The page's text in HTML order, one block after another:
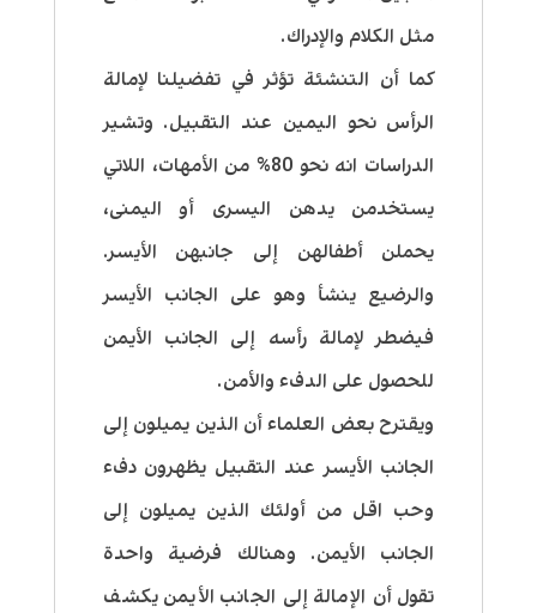
مثل الكلام والإدراك.
كما أن التنشئة تؤثر في تفضيلنا لإمالة
الرأس نحو اليمين عند التقبيل. وتشير
الدراسات انه نحو 80% من الأمهات، اللاتي
يستخدمن يدهن اليسرى أو اليمنى،
يحملن أطفالهن إلى جانبهن الأيسر.
والرضيع ينشأ وهو على الجانب الأيسر
فيضطر لإمالة رأسه إلى الجانب الأيمن
للحصول على الدفء والأمن.
ويقترح بعض العلماء أن الذين يميلون إلى
الجانب الأيسر عند التقبيل يظهرون دفء
وحب اقل من أولئك الذين يميلون إلى
الجانب الأيمن. وهنالك فرضية واحدة
تقول أن الإمالة إلى الجانب الأيمن يكشف